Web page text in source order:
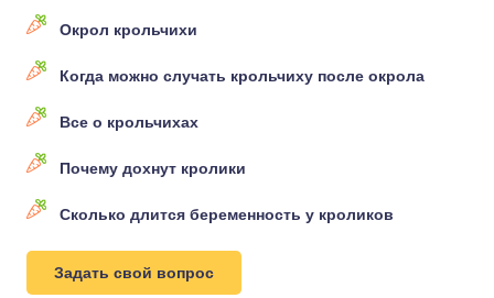
Окрол крольчихи
Когда можно случать крольчиху после окрола
Все о крольчихах
Почему дохнут кролики
Сколько длится беременность у кроликов
Задать свой вопрос